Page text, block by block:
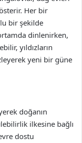
Her bir
bir şekilde
dinlenirken,
yıldızların
yeni bir güne
doğanın
ilkesine bağlı
dostu